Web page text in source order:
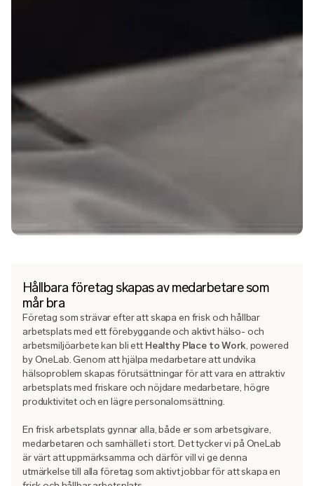
Hållbara företag skapas av medarbetare som
mår bra
Företag som strävar efter att skapa en frisk och hållbar
arbetsplats med ett förebyggande och aktivt hälso- och
arbetsmiljöarbete kan bli ett Healthy Place to Work, powered
by OneLab. Genom att hjälpa medarbetare att undvika
hälsoproblem skapas förutsättningar för att vara en attraktiv
arbetsplats med friskare och nöjdare medarbetare, högre
produktivitet och en lägre personalomsättning.
En frisk arbetsplats gynnar alla, både er som arbetsgivare,
medarbetaren och samhället i stort. Det tycker vi på OneLab
är värt att uppmärksamma och därför vill vi ge denna
utmärkelse till alla företag som aktivt jobbar för att skapa en